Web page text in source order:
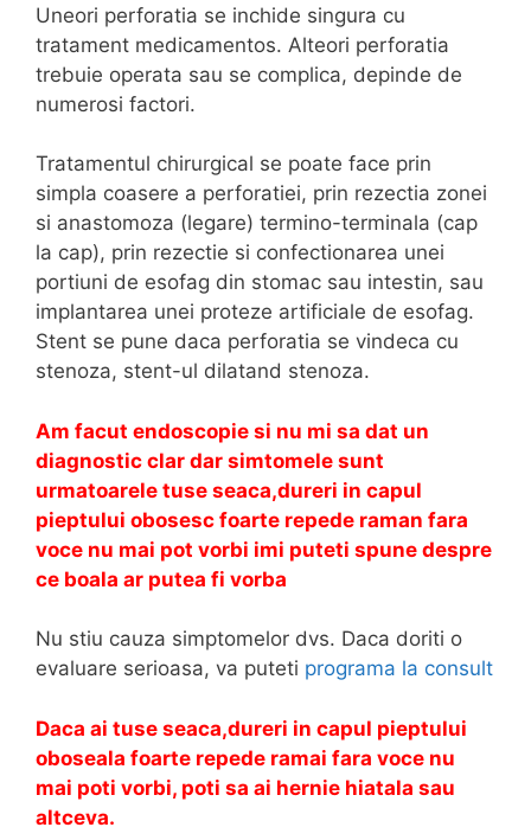
Uneori perforatia se inchide singura cu
tratament medicamentos. Alteori perforatia
trebuie operata sau se complica, depinde de
numerosi factori.
Tratamentul chirurgical se poate face prin
simpla coasere a perforatiei, prin rezectia zonei
si anastomoza (legare) termino-terminala (cap
la cap), prin rezectie si confectionarea unei
portiuni de esofag din stomac sau intestin, sau
implantarea unei proteze artificiale de esofag.
Stent se pune daca perforatia se vindeca cu
stenoza, stent-ul dilatand stenoza.
Am facut endoscopie si nu mi sa dat un
diagnostic clar dar simtomele sunt
urmatoarele tuse seaca,dureri in capul
pieptului obosesc foarte repede raman fara
voce nu mai pot vorbi imi puteti spune despre
ce boala ar putea fi vorba
Nu stiu cauza simptomelor dvs. Daca doriti o
evaluare serioasa, va puteti programa la consult
Daca ai tuse seaca,dureri in capul pieptului
oboseala foarte repede ramai fara voce nu
mai poti vorbi, poti sa ai hernie hiatala sau
altceva.